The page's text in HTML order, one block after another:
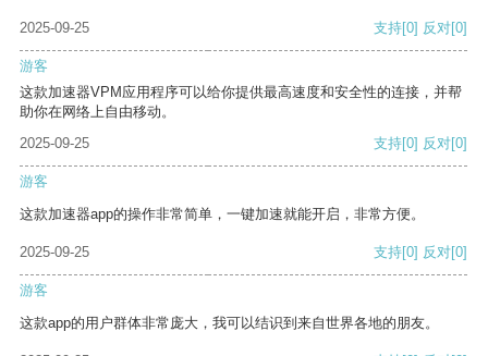
2025-09-25 支持[0] 反对[0]
游客
这款加速器VPM应用程序可以给你提供最高速度和安全性的连接，并帮
助你在网络上自由移动。
2025-09-25
支持[0] 反对[0]
游客
这款加速器app的操作非常简单，一键加速就能开启，非常方便。
2025-09-25 支持[0] 反对[0]
游客
这款app的用户群体非常庞大，我可以结识到来自世界各地的朋友。